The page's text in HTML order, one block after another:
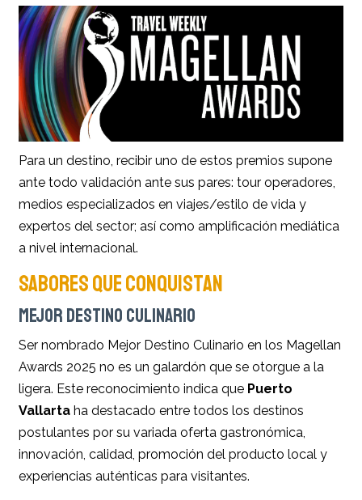
Para un destino, recibir uno de estos premios supone
ante todo validación ante sus pares: tour operadores,
medios especializados en viajes/estilo de vida y
expertos del sector; así como amplificación mediática
a nivel internacional.
SABORES QUE CONQUISTAN
MEJOR DESTINO CULINARIO
Ser nombrado Mejor Destino Culinario en los Magellan
Awards 2025 no es un galardón que se otorgue a la
ligera. Este reconocimiento indica que Puerto
Vallarta ha destacado entre todos los destinos
postulantes por su variada oferta gastronómica,
innovación, calidad, promoción del producto local y
experiencias auténticas para visitantes.